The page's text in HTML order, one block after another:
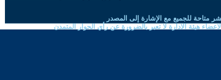
متاحة للجميع مع الإشارة إلى المصدر
هيئة الادارة لا تعبر بالضرورة عن رأي الحوار المتمدن